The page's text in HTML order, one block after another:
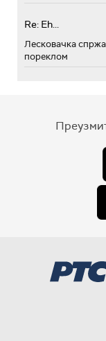
Re: Eh...
Лесковачка
пореклом